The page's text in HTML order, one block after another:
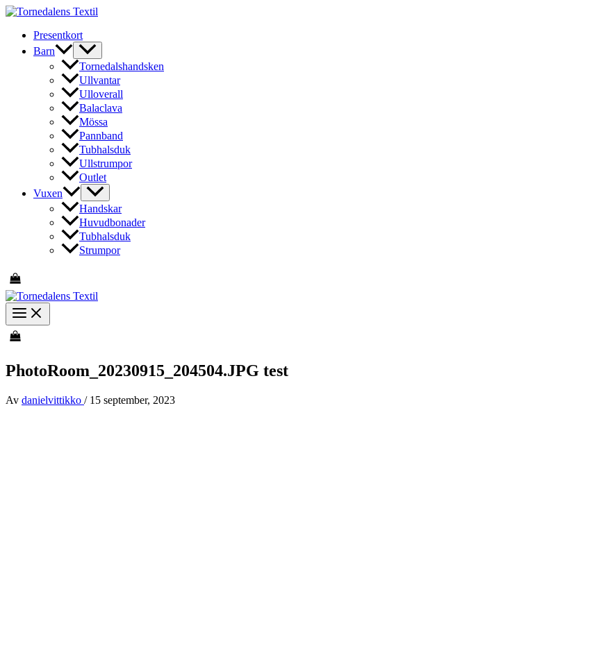
Hoppa
innehållPresentkort
Barn
Tornedalshandsken
Ullvantar
Ulloverall
Balaclava
Mössa
Pannband
Tubhalsduk
Ullstrumpor
Outlet
Vuxen
Handskar
Huvudbonader
Tubhalsduk
Strumpor
PhotoRoom_20230915_204504.JPG test
Av danielvittikko / 15 september, 2023